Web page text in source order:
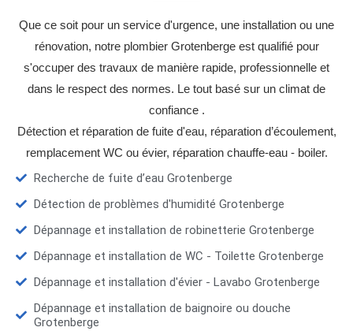
Que ce soit pour un service d'urgence, une installation ou une
rénovation, notre plombier Grotenberge est qualifié pour
s'occuper des travaux de manière rapide, professionnelle et
dans le respect des normes. Le tout basé sur un climat de
confiance .
Détection et réparation de fuite d'eau, réparation d’écoulement,
remplacement WC ou évier, réparation chauffe-eau - boiler.
Recherche de fuite d’eau Grotenberge
Détection de problèmes d'humidité Grotenberge
Dépannage et installation de robinetterie Grotenberge
Dépannage et installation de WC - Toilette Grotenberge
Dépannage et installation d'évier - Lavabo Grotenberge
Dépannage et installation de baignoire ou douche
Grotenberge